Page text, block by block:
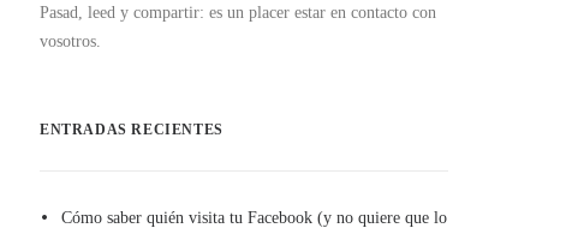
Pasad, leed y compartir: es un placer estar en contacto con
vosotros.
ENTRADAS RECIENTES
Cómo saber quién visita tu Facebook (y no quiere que lo